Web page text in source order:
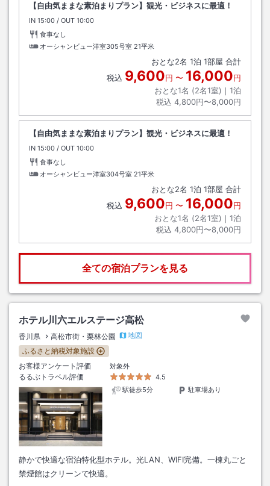
【自由気ままな素泊まりプラン】観光・ビジネスに最適！
IN チェックイン
15:00 / OUT チェックアウト
10:00
食事なし
オーシャンビュー洋室305号室 21平米
おとな2名 1泊 1部屋 合計
税込 9,600円 〜 16,000円
おとな1名 (2名1室)｜ 1泊
税込 4,800円〜8,000円
【自由気ままな素泊まりプラン】観光・ビジネスに最適！
IN チェックイン
15:00 / OUT チェックアウト
10:00
食事なし
オーシャンビュー洋室304号室 21平米
おとな2名 1泊 1部屋 合計
税込 9,600円 〜 16,000円
おとな1名 (2名1室)｜ 1泊
税込 4,800円〜8,000円
全ての宿泊プランを見る
ホテル川六エルステージ高松
香川県 高松市街・栗林公園
地図
ふるさと納税対象施設
お客様アンケート評価
対象外
るるぶトラベル評価
4.5
駅徒歩5分
駐車場あり
静かで快適な宿泊特化型ホテル。光LAN、WIFI完備。一棟丸ごと
禁煙館はクリーンで快適。